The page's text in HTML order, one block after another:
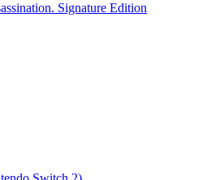
Signature Edition